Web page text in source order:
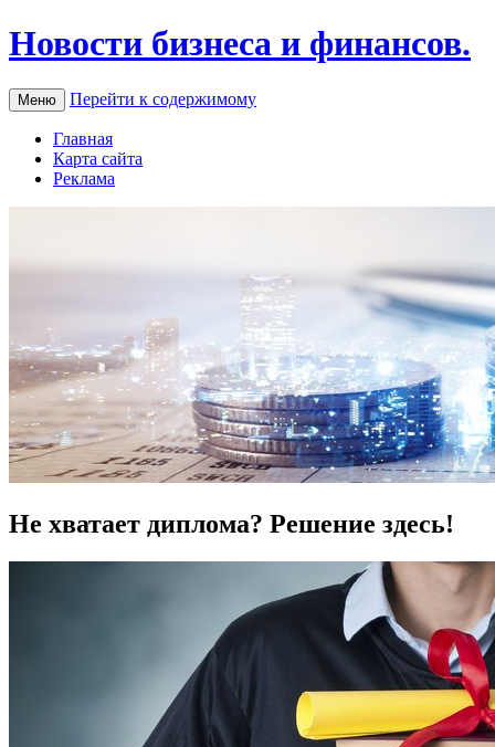
Новости бизнеса и финансов.
Меню Перейти к содержимому
Главная
Карта сайта
Реклама
Не хватает диплома? Решение здесь!